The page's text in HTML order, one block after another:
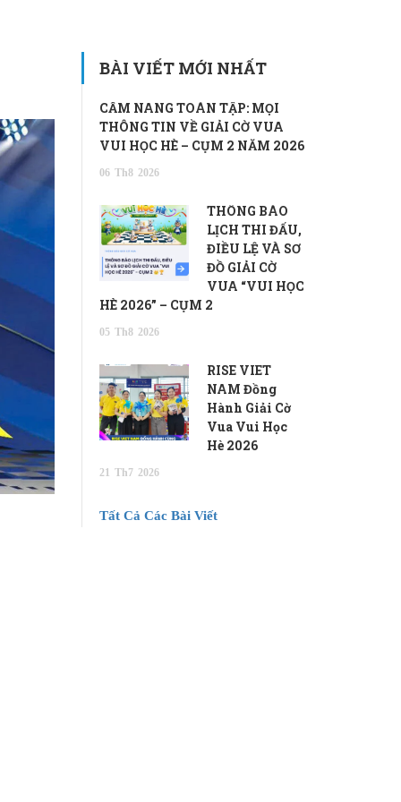
BÀI VIẾT MỚI NHẤT
CẨM NANG TOÀN TẬP: MỌI
THÔNG TIN VỀ GIẢI CỜ VUA
VUI HỌC HÈ – CỤM 2 NĂM 2026
06 Th8 2026
THÔNG BÁO
LỊCH THI ĐẤU,
ĐIỀU LỆ VÀ SƠ
ĐỒ GIẢI CỜ
VUA “VUI HỌC
HÈ 2026” – CỤM 2
05 Th8 2026
RISE VIET
NAM Đồng
Hành Giải Cờ
Vua Vui Học
Hè 2026
21 Th7 2026
Tất Cả Các Bài Viết